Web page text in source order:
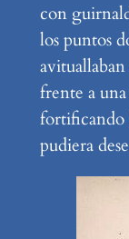
con
los puntos
frente a
fortificando
pudiera